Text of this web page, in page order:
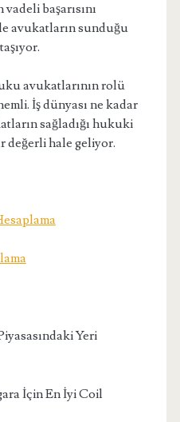
başarısını
avukatların sunduğu
avukatlarının rolü
İş dünyası ne kadar
sağladığı hukuki
değerli hale geliyor.
Yeri
İçin En İyi Coil